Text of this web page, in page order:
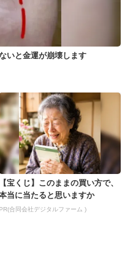
いと金運が崩壊します
【宝くじ】このままの買い方で、
当に当たると思いますか
PR(合同会社デジタルファーム )